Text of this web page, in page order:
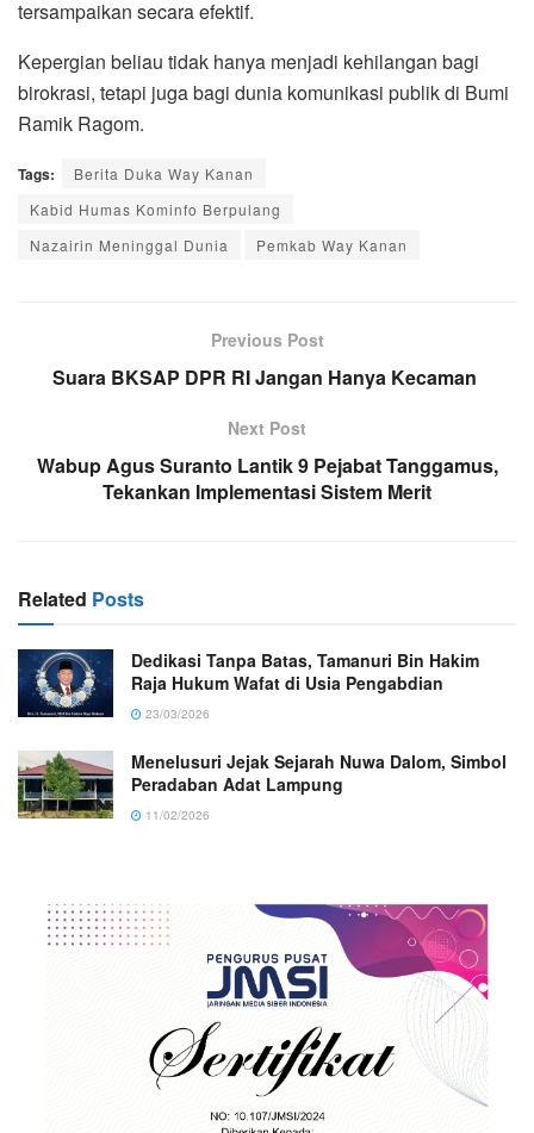
tersampaikan secara efektif.
Kepergian beliau tidak hanya menjadi kehilangan bagi
birokrasi, tetapi juga bagi dunia komunikasi publik di Bumi
Ramik Ragom.
Tags:
Berita Duka Way Kanan
Kabid Humas Kominfo Berpulang
Nazairin Meninggal Dunia
Pemkab Way Kanan
Previous Post
Suara BKSAP DPR RI Jangan Hanya Kecaman
Next Post
Wabup Agus Suranto Lantik 9 Pejabat Tanggamus,
Tekankan Implementasi Sistem Merit
Related Posts
Dedikasi Tanpa Batas, Tamanuri Bin Hakim
Raja Hukum Wafat di Usia Pengabdian
23/03/2026
Menelusuri Jejak Sejarah Nuwa Dalom, Simbol
Peradaban Adat Lampung
11/02/2026